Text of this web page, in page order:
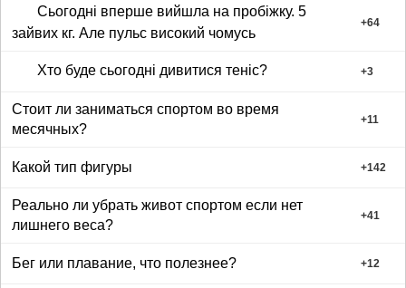
Сьогодні вперше вийшла на пробіжку. 5
зайвих кг. Але пульс високий чомусь
+64
Хто буде сьогодні дивитися теніс? +3
Стоит ли заниматься спортом во время
месячных?
+11
Какой тип фигуры +142
Реально ли убрать живот спортом если нет
лишнего веса?
+41
Бег или плавание, что полезнее? +12